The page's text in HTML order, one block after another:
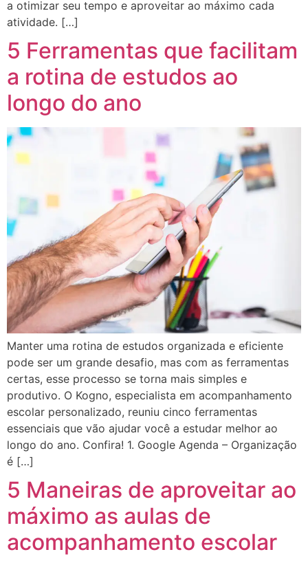
a otimizar seu tempo e aproveitar ao máximo cada
atividade. […]
5 Ferramentas que facilitam
a rotina de estudos ao
longo do ano
Manter uma rotina de estudos organizada e eficiente
pode ser um grande desafio, mas com as ferramentas
certas, esse processo se torna mais simples e
produtivo. O Kogno, especialista em acompanhamento
escolar personalizado, reuniu cinco ferramentas
essenciais que vão ajudar você a estudar melhor ao
longo do ano. Confira! 1. Google Agenda – Organização
é […]
5 Maneiras de aproveitar ao
máximo as aulas de
acompanhamento escolar